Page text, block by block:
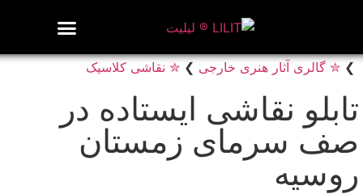
❯ ✮ گالری آثار هنری خارجی ❯ ✮ نقاشی کلاسیک
تابلو نقاشی ایستاده در
صف سرمای زمستان
روسیه